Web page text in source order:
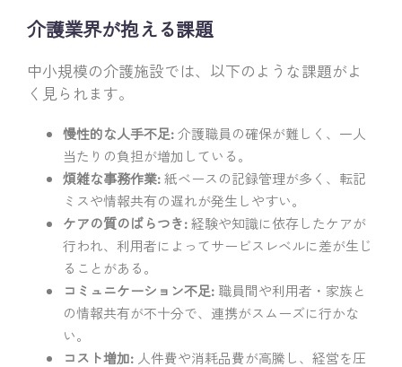
介護業界が抱える課題
中小規模の介護施設では、以下のような課題がよ
く見られます。
慢性的な人手不足:介護職員の確保が難しく、一人
当たりの負担が増加している。
煩雑な事務作業:紙ベースの記録管理が多く、転記
ミスや情報共有の遅れが発生しやすい。
ケアの質のばらつき:経験や知識に依存したケアが
行われ、利用者によってサービスレベルに差が生じ
ることがある。
コミュニケーション不足: 職員間や利用者・家族と
の情報共有が不十分で、連携がスムーズに行かな
い。
コスト増加: 人件費や消耗品費が高騰し、経営を圧